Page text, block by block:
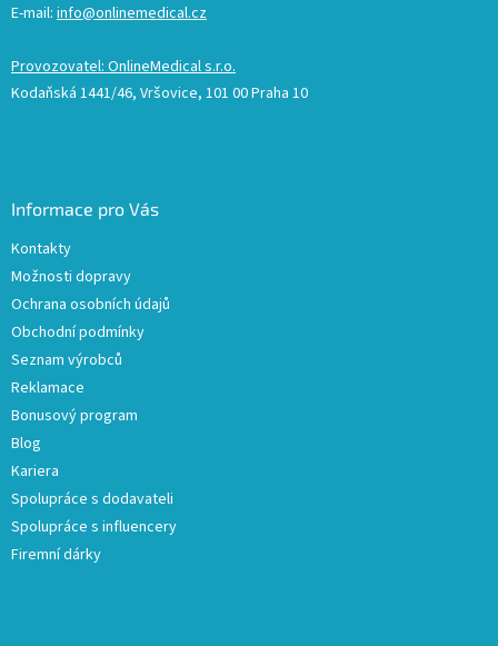
E-mail: info@onlinemedical.cz
Provozovatel: OnlineMedical s.r.o.
Kodaňská 1441/46, Vršovice, 101 00 Praha 10
Informace pro Vás
Kontakty
Možnosti dopravy
Ochrana osobních údajů
Obchodní podmínky
Seznam výrobců
Reklamace
Bonusový program
Blog
Kariera
Spolupráce s dodavateli
Spolupráce s influencery
Firemní dárky